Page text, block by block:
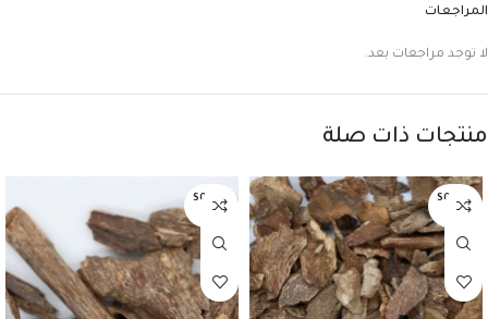
المراجعات
لا توجد مراجعات بعد.
منتجات ذات صلة
SOLD O
UT
SOLD O
UT